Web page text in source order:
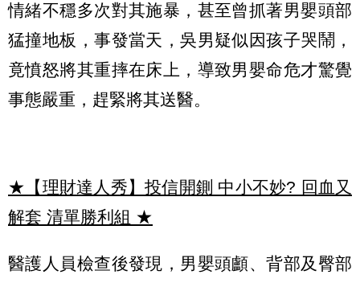
情緒不穩多次對其施暴，甚至曾抓著男嬰頭部
猛撞地板，事發當天，吳男疑似因孩子哭鬧，
竟憤怒將其重摔在床上，導致男嬰命危才驚覺
事態嚴重，趕緊將其送醫。
★【理財達人秀】投信開鍘 中小不妙? 回血又
解套 清單勝利組 ★
醫護人員檢查後發現，男嬰頭顱、背部及臀部